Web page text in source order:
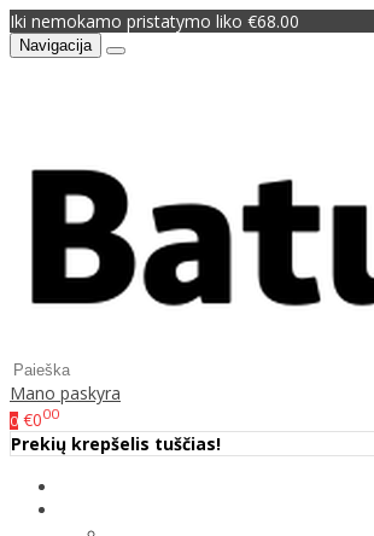
Iki nemokamo pristatymo liko €68.00
Navigacija
Mano paskyra
0 €000
Prekių krepšelis tuščias!